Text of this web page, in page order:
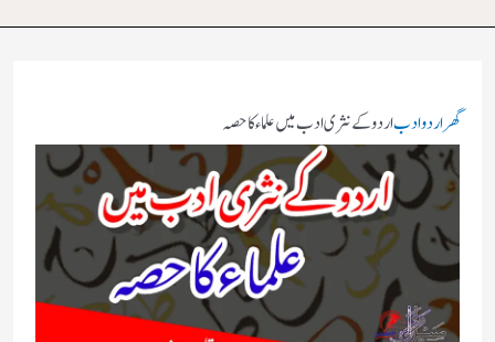
گھراردو ادباردو کے نثری ادب میں علماء کا حصہ